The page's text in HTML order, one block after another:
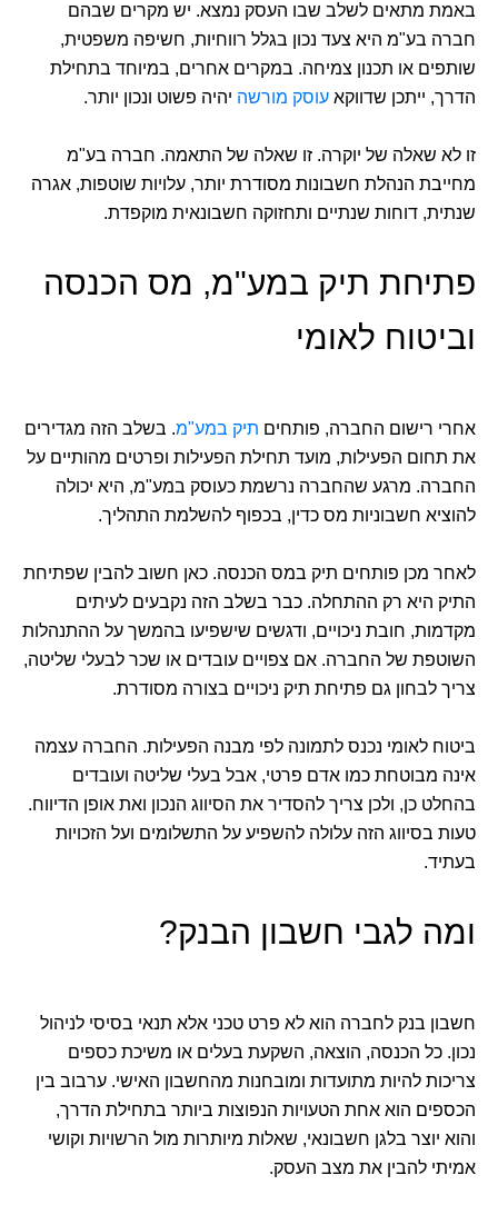
באמת מתאים לשלב שבו העסק נמצא. יש מקרים שבהם
חברה בע"מ היא צעד נכון בגלל רווחיות, חשיפה משפטית,
שותפים או תכנון צמיחה. במקרים אחרים, במיוחד בתחילת
הדרך, ייתכן שדווקא עוסק מורשה יהיה פשוט ונכון יותר.
זו לא שאלה של יוקרה. זו שאלה של התאמה. חברה בע"מ
מחייבת הנהלת חשבונות מסודרת יותר, עלויות שוטפות, אגרה
שנתית, דוחות שנתיים ותחזוקה חשבונאית מוקפדת.
פתיחת תיק במע"מ, מס הכנסה
וביטוח לאומי
אחרי רישום החברה, פותחים תיק במע"מ. בשלב הזה מגדירים
את תחום הפעילות, מועד תחילת הפעילות ופרטים מהותיים על
החברה. מרגע שהחברה נרשמת כעוסק במע"מ, היא יכולה
להוציא חשבוניות מס כדין, בכפוף להשלמת התהליך.
לאחר מכן פותחים תיק במס הכנסה. כאן חשוב להבין שפתיחת
התיק היא רק ההתחלה. כבר בשלב הזה נקבעים לעיתים
מקדמות, חובת ניכויים, ודגשים שישפיעו בהמשך על ההתנהלות
השוטפת של החברה. אם צפויים עובדים או שכר לבעלי שליטה,
צריך לבחון גם פתיחת תיק ניכויים בצורה מסודרת.
ביטוח לאומי נכנס לתמונה לפי מבנה הפעילות. החברה עצמה
אינה מבוטחת כמו אדם פרטי, אבל בעלי שליטה ועובדים
בהחלט כן, ולכן צריך להסדיר את הסיווג הנכון ואת אופן הדיווח.
טעות בסיווג הזה עלולה להשפיע על התשלומים ועל הזכויות
בעתיד.
ומה לגבי חשבון הבנק?
חשבון בנק לחברה הוא לא פרט טכני אלא תנאי בסיסי לניהול
נכון. כל הכנסה, הוצאה, השקעת בעלים או משיכת כספים
צריכות להיות מתועדות ומובחנות מהחשבון האישי. ערבוב בין
הכספים הוא אחת הטעויות הנפוצות ביותר בתחילת הדרך,
והוא יוצר בלגן חשבונאי, שאלות מיותרות מול הרשויות וקושי
אמיתי להבין את מצב העסק.